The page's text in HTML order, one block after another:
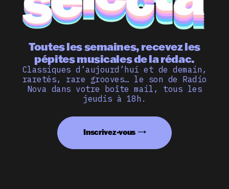
Toutes les semaines, recevez les
pépites musicales de la rédac.
Classiques d’aujourd’hui et de demain,
raretés, rare grooves… le son de Radio
Nova dans votre boîte mail, tous les
jeudis à 18h.
Inscrivez-vous